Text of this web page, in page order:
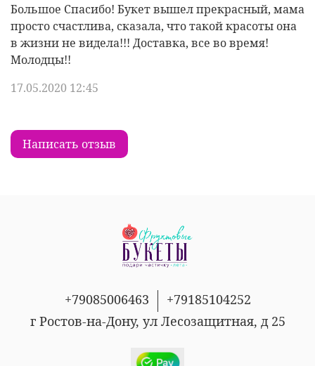
Большое Спасибо! Букет вышел прекрасный, мама
просто счастлива, сказала, что такой красоты она
в жизни не видела!!! Доставка, все во время!
Молодцы!!
17.05.2020 12:45
Написать отзыв
+79085006463
+79185104252
г Ростов-на-Дону, ул Лесозащитная, д 25